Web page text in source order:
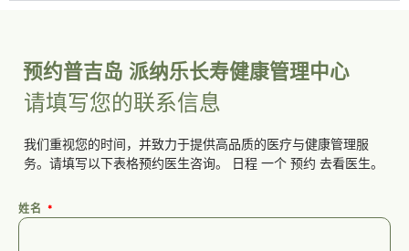
预约普吉岛 派纳乐长寿健康管理中心
请填写您的联系信息
我们重视您的时间，并致力于提供高品质的医疗与健康管理服
务。请填写以下表格预约医生咨询。
日程 一个 预约 去看医生。
姓名